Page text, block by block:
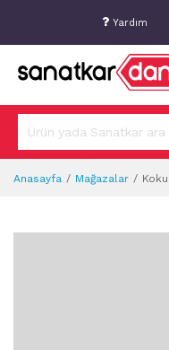
Yardım
Anasayfa Mağazalar